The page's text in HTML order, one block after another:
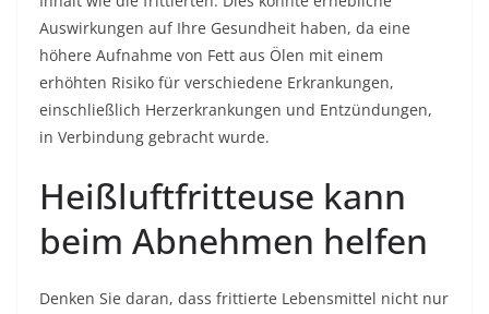
Auswirkungen auf Ihre Gesundheit haben, da eine
höhere Aufnahme von Fett aus Ölen mit einem
erhöhten Risiko für verschiedene Erkrankungen,
einschließlich Herzerkrankungen und Entzündungen,
in Verbindung gebracht wurde.
Heißluftfritteuse kann
beim Abnehmen helfen
Denken Sie daran, dass frittierte Lebensmittel nicht nur